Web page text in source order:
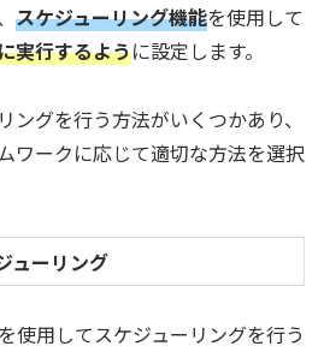
スケジューリング機能を使用して
実行するように設定します。
ングを行う方法がいくつかあり、
ワークに応じて適切な方法を選択
ューリング
使用してスケジューリングを行う